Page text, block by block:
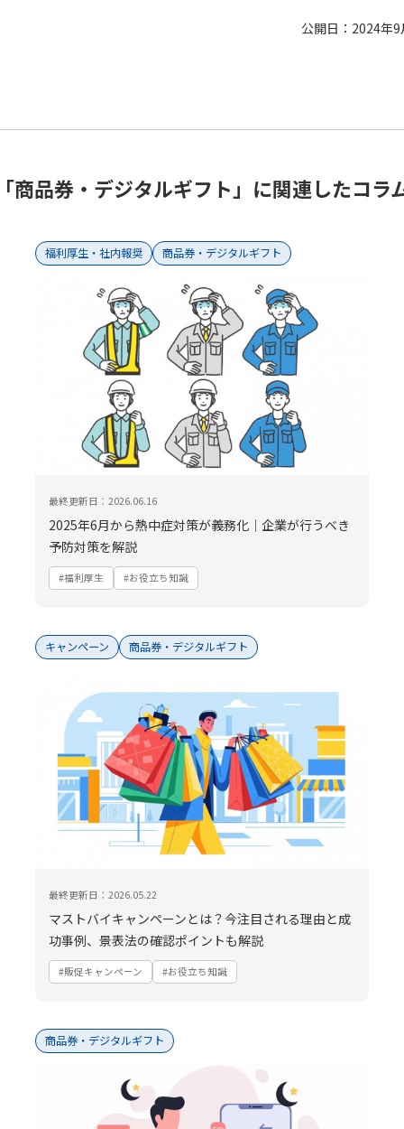
公開日：2024年
商品券・デジタルギフト」に関連したコラ
福利厚生・社内報奨 商品券・デジタルギフト
最終更新日：2026.06.16
2025年6月から熱中症対策が義務化｜企業が行うべき
予防対策を解説
#福利厚生 #お役立ち知識
キャンペーン 商品券・デジタルギフト
最終更新日：2026.05.22
マストバイキャンペーンとは？今注目される理由と成
功事例、景表法の確認ポイントも解説
#販促キャンペーン #お役立ち知識
商品券・デジタルギフト